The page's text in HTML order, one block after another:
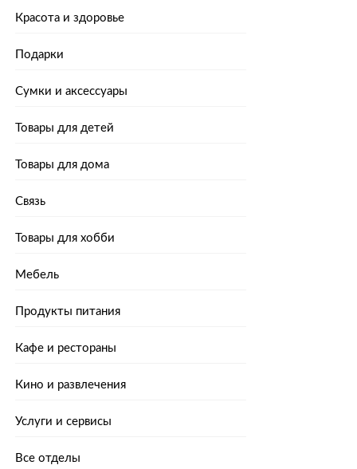
Красота и здоровье
Подарки
Сумки и аксессуары
Товары для детей
Товары для дома
Связь
Товары для хобби
Мебель
Продукты питания
Кафе и рестораны
Кино и развлечения
Услуги и сервисы
Все отделы